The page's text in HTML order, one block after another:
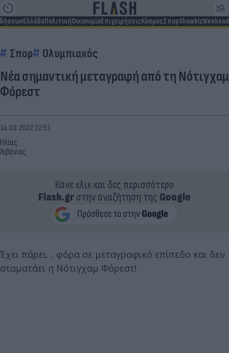
ΕλλάδαΠολιτικήΟικονομίαΕπιχειρήσειςΚόσμοςΣπορShowbizWeekend
Σπορ Ολυμπιακός
Νέα σημαντική μεταγραφή από τη Νότιγχαμ
Φόρεστ
Ηλίας
Λιβάνιος
14.08.2022 22:51
Κάνε κλικ και δες περισσότερο
Flash.grστην αναζήτηση της Google
Έχει πάρει… φόρα σε μεταγραφικό επίπεδο και δεν
σταματάει η Νότιγχαμ Φόρεστ!